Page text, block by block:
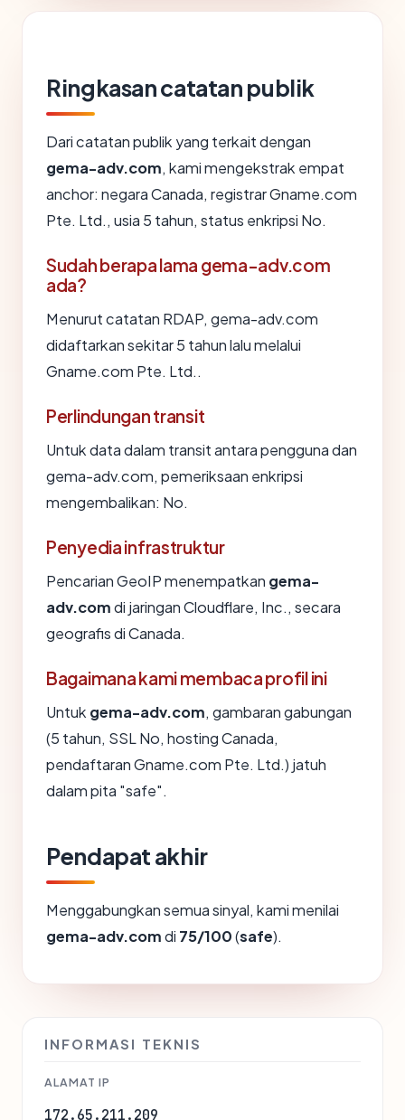
Ringkasan catatan publik
Dari catatan publik yang terkait dengan
gema-adv.com, kami mengekstrak empat
anchor: negara Canada, registrar Gname.com
Pte. Ltd., usia 5 tahun, status enkripsi No.
Sudah berapa lama gema-adv.com
ada?
Menurut catatan RDAP, gema-adv.com
didaftarkan sekitar 5 tahun lalu melalui
Gname.com Pte. Ltd..
Perlindungan transit
Untuk data dalam transit antara pengguna dan
gema-adv.com, pemeriksaan enkripsi
mengembalikan: No.
Penyedia infrastruktur
Pencarian GeoIP menempatkan gema-
adv.comdi jaringan Cloudflare, Inc., secara
geografis di Canada.
Bagaimana kami membaca profil ini
Untuk gema-adv.com, gambaran gabungan
(5 tahun, SSL No, hosting Canada,
pendaftaran Gname.com Pte. Ltd.) jatuh
dalam pita "safe".
Pendapat akhir
Menggabungkan semua sinyal, kami menilai
gema-adv.comdi 75/100(safe).
INFORMASI TEKNIS
ALAMAT IP
172.65.211.209